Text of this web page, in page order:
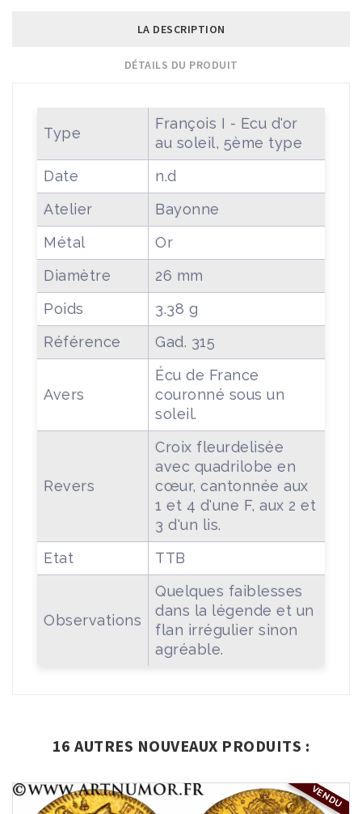
LA DESCRIPTION
DÉTAILS DU PRODUIT
Type
François I - Ecu d'or
au soleil, 5ème type
Date
n.d
Atelier
Bayonne
Métal
Or
Diamètre
26 mm
Poids
3.38 g
Référence
Gad. 315
Avers
Écu de France
couronné sous un
soleil.
Revers
Croix fleurdelisée
avec quadrilobe en
cœur, cantonnée aux
1 et 4 d'une F, aux 2 et
3 d'un lis.
Etat
TTB
Observations
Quelques faiblesses
dans la légende et un
flan irrégulier sinon
agréable.
16 AUTRES NOUVEAUX PRODUITS :
VENDU